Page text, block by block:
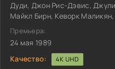
Дуди, Джон Рис-Дэвис,
Майкл Бирн, Кеворк
Премьера:
24 мая 1989
Качество:
4K UHD